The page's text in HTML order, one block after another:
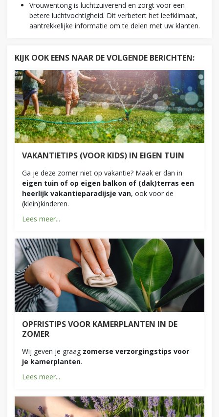
Vrouwentong is luchtzuiverend en zorgt voor een
betere luchtvochtigheid. Dit verbetert het leefklimaat,
aantrekkelijke informatie om te delen met uw klanten.
KIJK OOK EENS NAAR DE VOLGENDE BERICHTEN:
VAKANTIETIPS (VOOR KIDS) IN EIGEN TUIN
Ga je deze zomer niet op vakantie? Maak er dan in
eigen tuin of op eigen balkon of (dak)terras een
heerlijk vakantieparadijsje van, ook voor de
(klein)kinderen.
Lees meer...
OPFRISTIPS VOOR KAMERPLANTEN IN DE
ZOMER
Wij geven je graag zomerse verzorgingstips voor
je kamerplanten.
Lees meer...